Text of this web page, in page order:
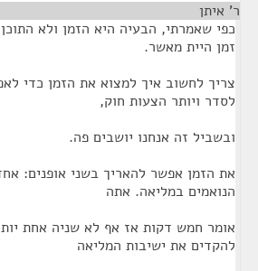
ר' איתן
כפי שאמרתי, הבעיה היא הזמן ולא
זמן היית מאשר.
צריך לחשוב איך למצוא את הזמן כדי
לסדר ויותר הצעות חוק,
ובשביל זה אנחנו יושבים פה.
את הזמן אפשר להאריך בשני אופנים:
הנואמים במליאה. אתה
אומר חמש דקות אז אף לא שניה אחת
להקדים את ישיבות המליאה